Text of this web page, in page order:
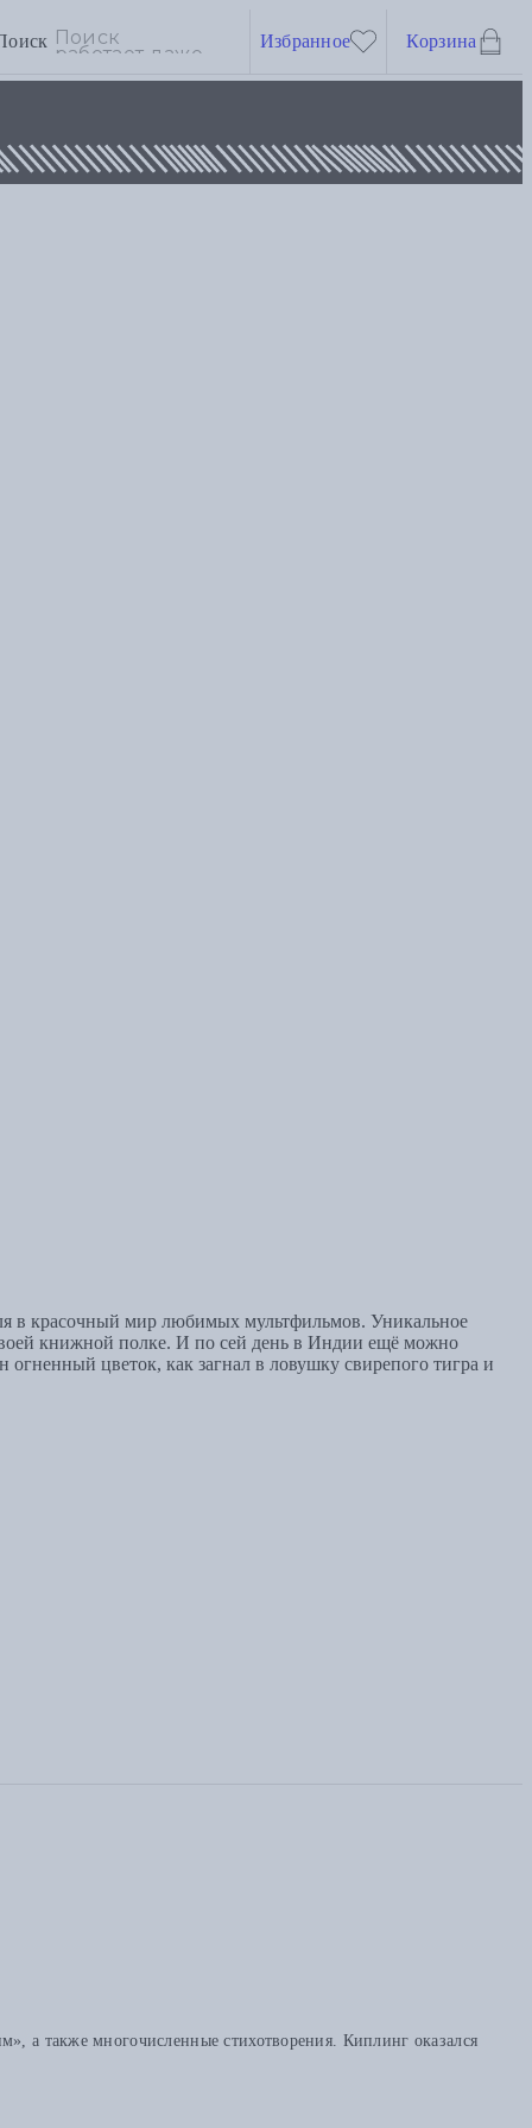
Избранное Корзина
в красочный мир любимых мультфильмов. Уникальное
книжной полке. И по сей день в Индии ещё можно
цветок, как загнал в ловушку свирепого тигра и
а также многочисленные стихотворения. Киплинг оказался